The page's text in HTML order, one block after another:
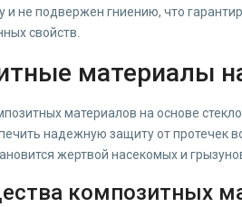
и не подвержен гниению, что
свойств.
материалы
материалов на основе
надежную защиту от протечек
жертвой насекомых и
композитных